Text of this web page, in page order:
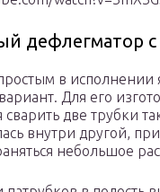
дефлегматор
в исполнении
Для его
сварить две трубки
внутри другой,
небольшое